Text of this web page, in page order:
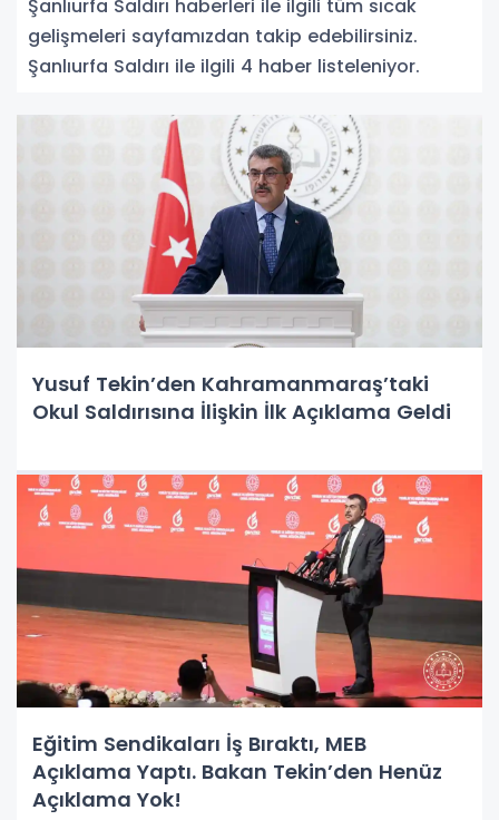
Şanlıurfa Saldırı haberleri ile ilgili tüm sıcak
gelişmeleri sayfamızdan takip edebilirsiniz.
Şanlıurfa Saldırı ile ilgili 4 haber listeleniyor.
Yusuf Tekin’den Kahramanmaraş’taki
Okul Saldırısına İlişkin İlk Açıklama Geldi
Eğitim Sendikaları İş Bıraktı, MEB
Açıklama Yaptı. Bakan Tekin’den Henüz
Açıklama Yok!